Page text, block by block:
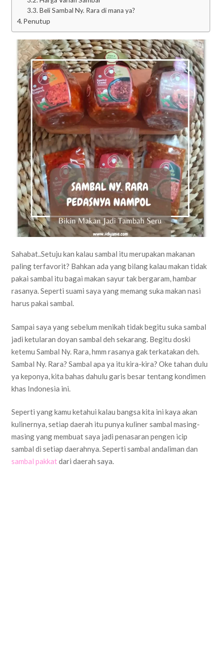
Beli Sambal Ny. Rara di mana ya?
Penutup
Sahabat..Setuju kan kalau sambal itu merupakan makanan
paling terfavorit? Bahkan ada yang bilang kalau makan tidak
pakai sambal itu bagai makan sayur tak bergaram, hambar
rasanya. Seperti suami saya yang memang suka makan nasi
harus pakai sambal.
Sampai saya yang sebelum menikah tidak begitu suka sambal
jadi ketularan doyan sambal deh sekarang. Begitu doski
ketemu Sambal Ny. Rara, hmm rasanya gak terkatakan deh.
Sambal Ny. Rara? Sambal apa ya itu kira-kira? Oke tahan dulu
ya keponya, kita bahas dahulu garis besar tentang kondimen
khas Indonesia ini.
Seperti yang kamu ketahui kalau bangsa kita ini kaya akan
kulinernya, setiap daerah itu punya kuliner sambal masing-
masing yang membuat saya jadi penasaran pengen icip
sambal di setiap daerahnya. Seperti sambal andaliman dan
sambal pakkatdari daerah saya.